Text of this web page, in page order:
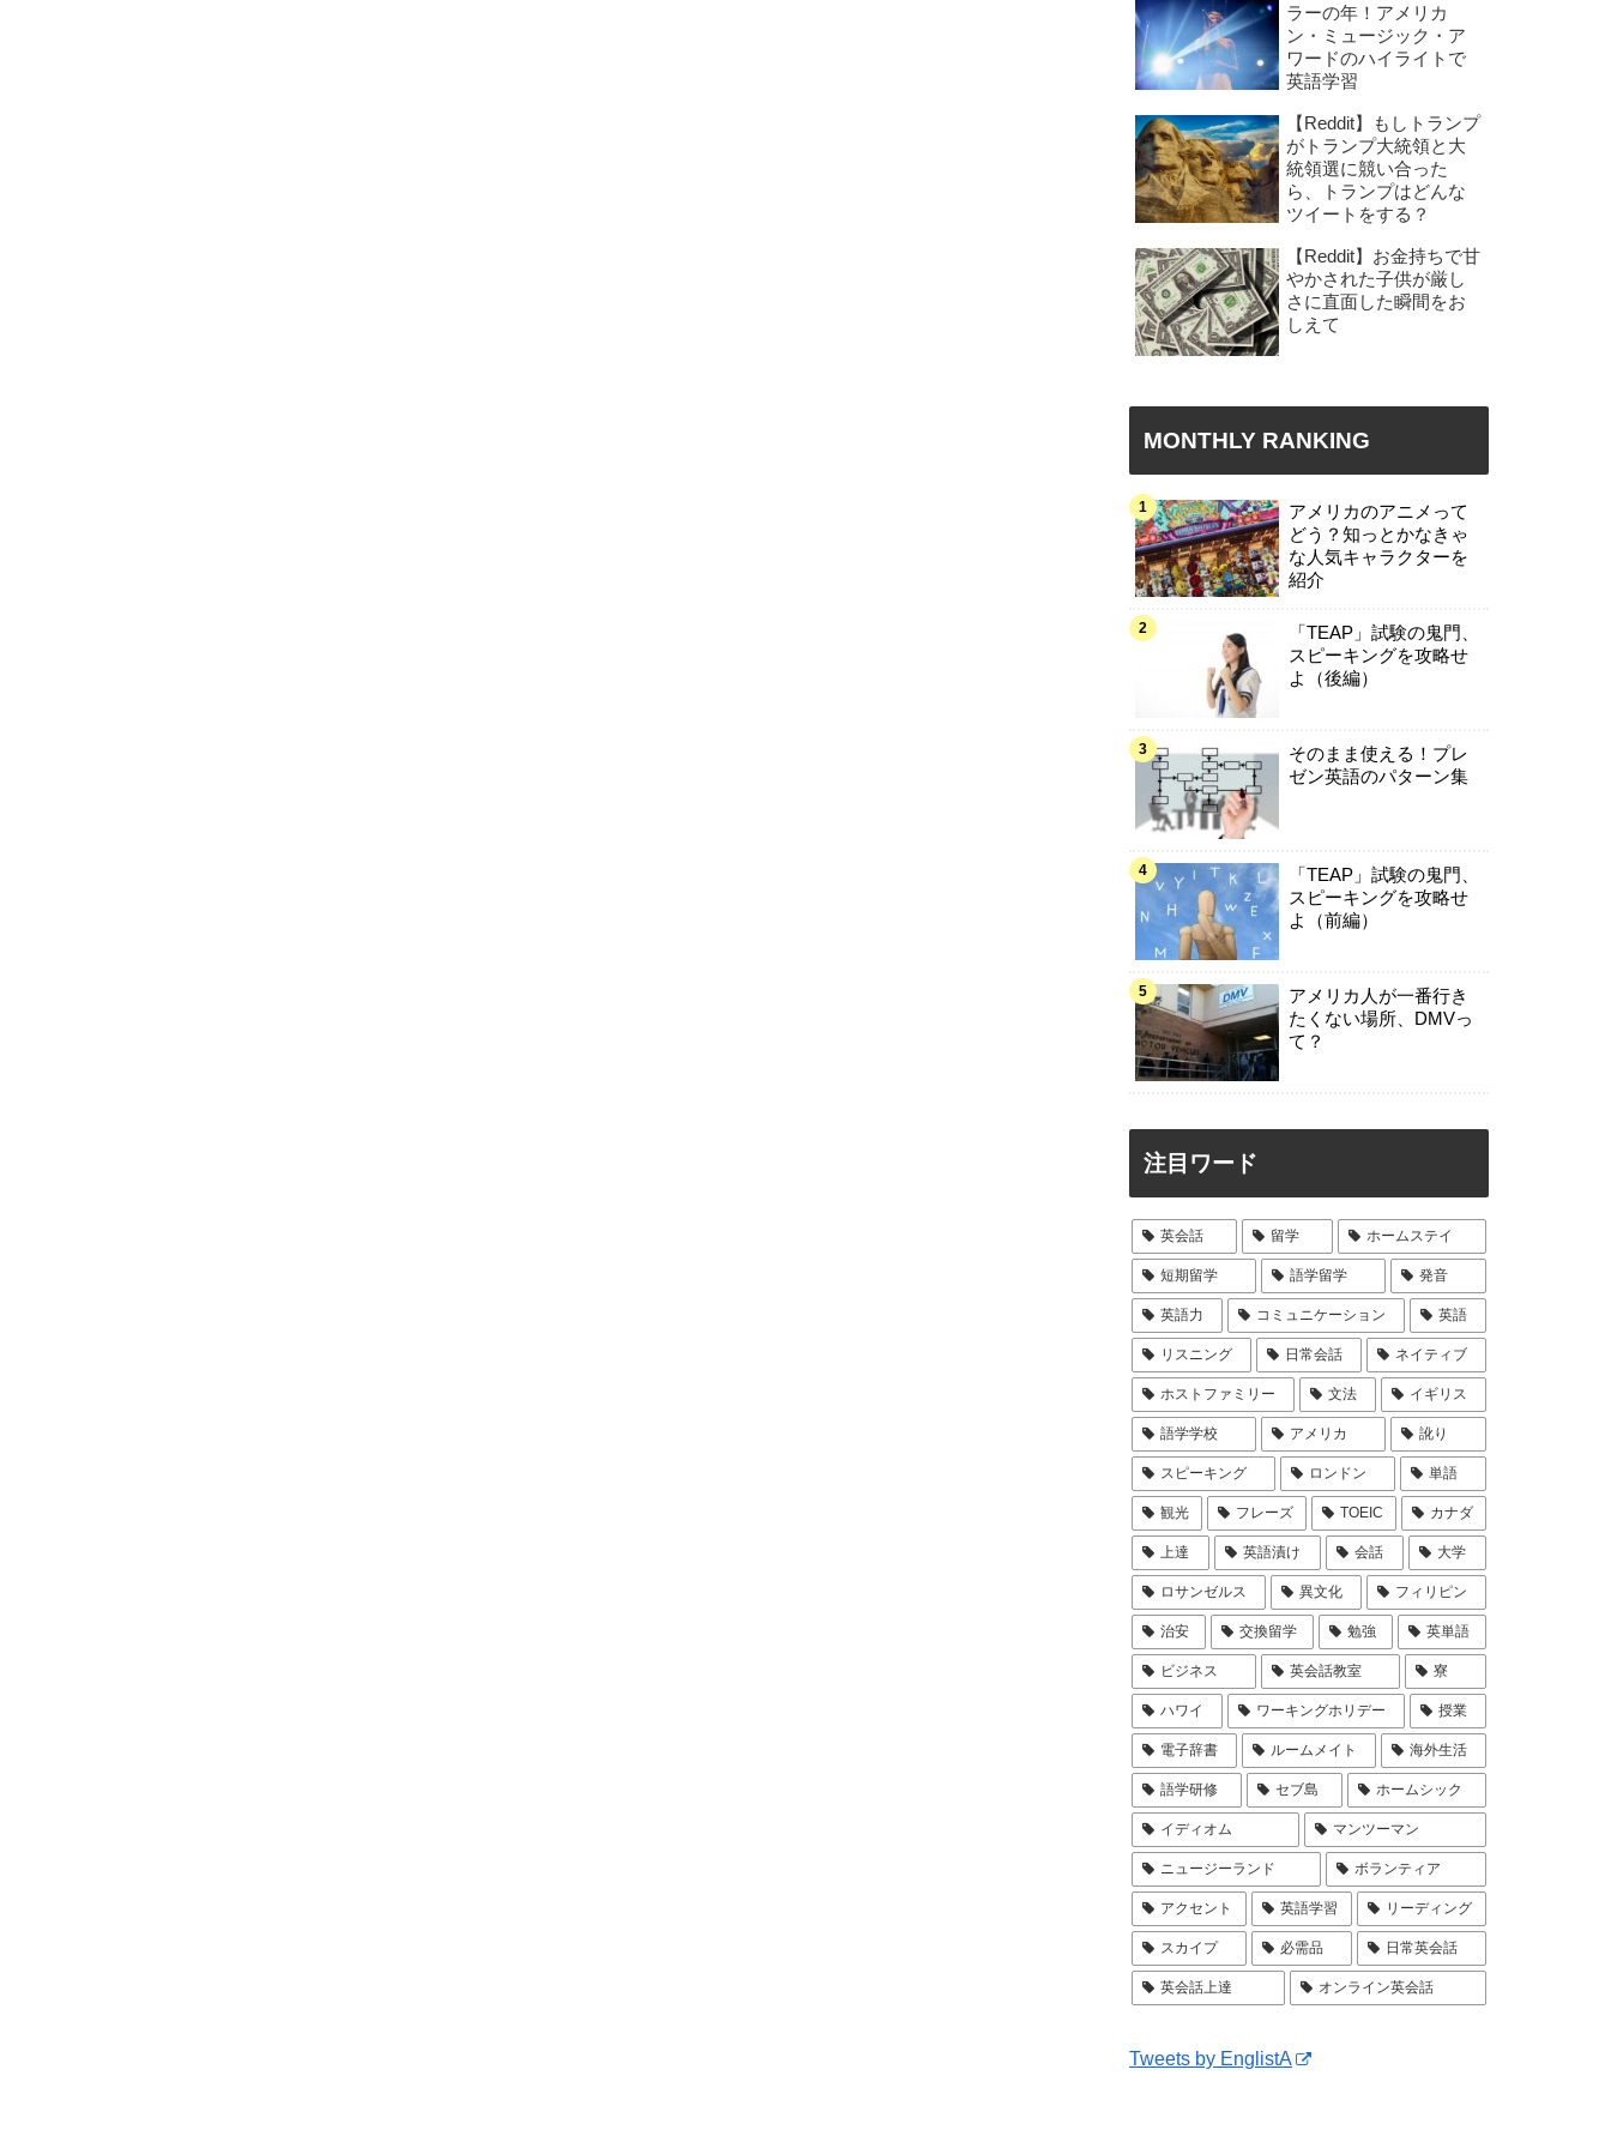
ラーの年！アメリカ
ン・ミュージック・ア
ワードのハイライトで
英語学習
【Reddit】もしトランプ
がトランプ大統領と大
統領選に競い合った
ら、トランプはどんな
ツイートをする？
【Reddit】お金持ちで甘
やかされた子供が厳し
さに直面した瞬間をお
しえて
MONTHLY RANKING
アメリカのアニメって
どう？知っとかなきゃ
な人気キャラクターを
紹介
「TEAP」試験の鬼門、
スピーキングを攻略せ
よ（後編）
そのまま使える！プレ
ゼン英語のパターン集
「TEAP」試験の鬼門、
スピーキングを攻略せ
よ（前編）
アメリカ人が一番行き
たくない場所、DMVっ
て？
注目ワード
英会話 留学 ホームステイ
短期留学 語学留学 発音
英語力 コミュニケーション 英語
リスニング 日常会話 ネイティブ
ホストファミリー 文法 イギリス
語学学校 アメリカ 訛り
スピーキング ロンドン 単語
観光 フレーズ TOEIC カナダ
上達 英語漬け 会話 大学
ロサンゼルス 異文化 フィリピン
治安 交換留学 勉強 英単語
ビジネス 英会話教室 寮
ハワイ ワーキングホリデー 授業
電子辞書 ルームメイト 海外生活
語学研修 セブ島 ホームシック
イディオム マンツーマン
ニュージーランド ボランティア
アクセント 英語学習 リーディング
スカイプ 必需品 日常英会話
英会話上達 オンライン英会話
Tweets by EnglistA